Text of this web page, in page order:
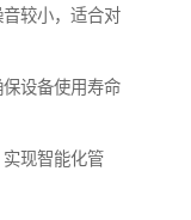
较小，适合对
设备使用寿命
现智能化管